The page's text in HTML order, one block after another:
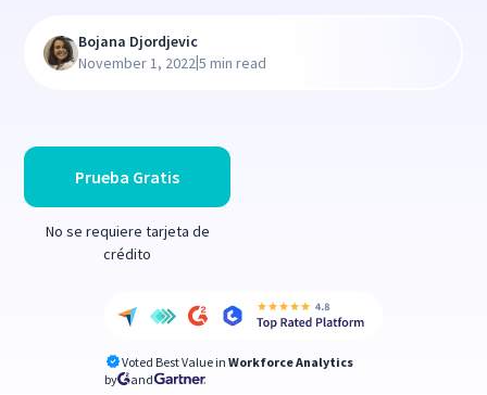
Prueba Gratis
No se requiere tarjeta de
crédito
Voted Best Value in Workforce Analytics
by
and
Bojana Djordjevic
November 1, 2022|5 min read